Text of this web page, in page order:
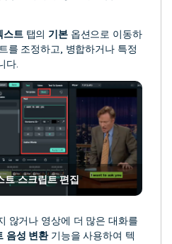
스트탭의 기본옵션으로 이동하
를 조정하고, 병합하거나 특정
다.
트 스크립트 편집
않거나 영상에 더 많은 대화를
음성 변환기능을 사용하여 텍